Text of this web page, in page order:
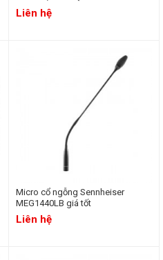
Liên hệ
Micro cổ ngỗng Sennheiser
MEG1440LB giá tốt
Liên hệ